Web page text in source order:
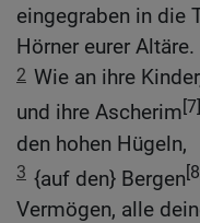
eingegraben in die
Hörner eurer Altäre.
2 Wie an ihre
und ihre Ascherim[7]
den hohen Hügeln,
3 {auf den} Bergen
Vermögen, alle